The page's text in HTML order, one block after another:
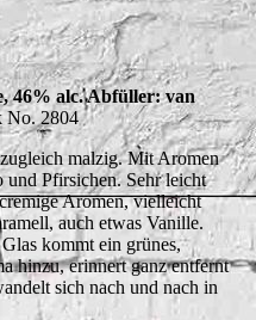
46% alc. Abfüller: van
No. 2804
malzig. Mit Aromen
und Pfirsichen. Sehr leicht
Aromen, vielleicht
auch etwas Vanille.
kommt ein grünes,
hinzu, erinnert ganz entfernt
sich nach und nach in